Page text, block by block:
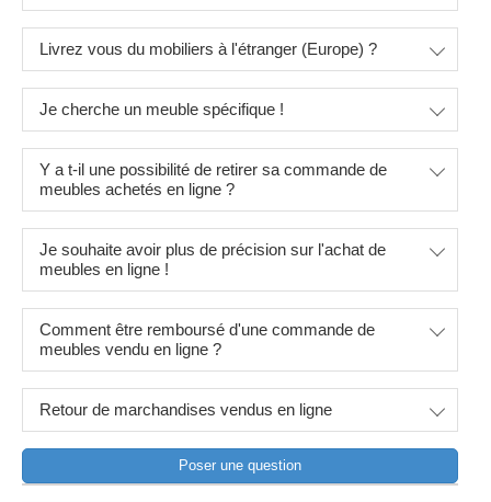
Livrez vous du mobiliers à l'étranger (Europe) ?
Je cherche un meuble spécifique !
Y a t-il une possibilité de retirer sa commande de
meubles achetés en ligne ?
Je souhaite avoir plus de précision sur l'achat de
meubles en ligne !
Comment être remboursé d'une commande de
meubles vendu en ligne ?
Retour de marchandises vendus en ligne
Poser une question